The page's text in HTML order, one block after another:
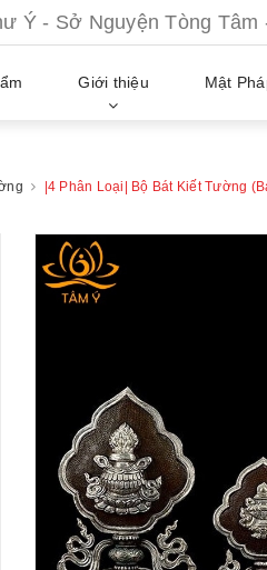
Sở Nguyện Tòng Tâm -
Giới thiệu Mật
|4 Phân Loại| Bộ Bát Kiết Tường